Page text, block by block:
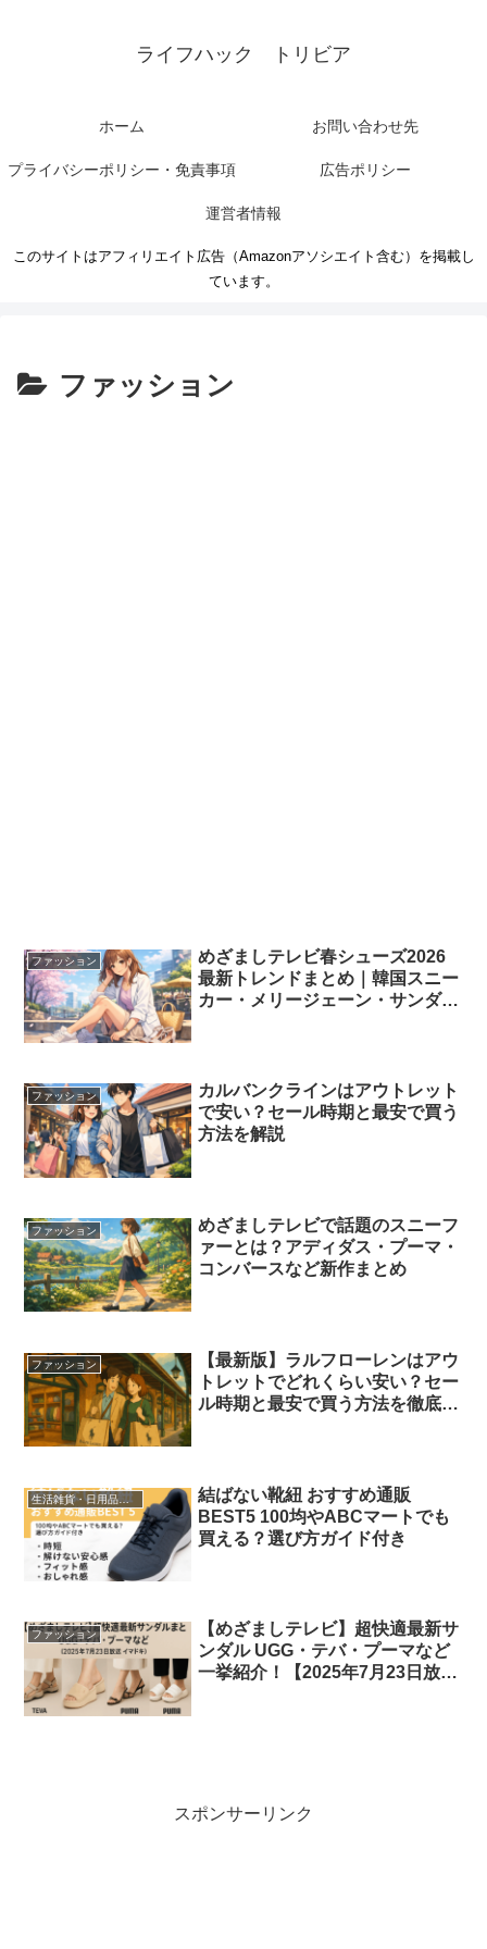
ライフハック トリビア
ホーム お問い合わせ先
プライバシーポリシー・免責事項 広告ポリシー
運営者情報
このサイトはアフィリエイト広告（Amazonアソシエイト含む）を掲載し
ています。
ファッション
ファッション
めざましテレビ春シューズ2026
最新トレンドまとめ｜韓国スニー
カー・メリージェーン・サンダル
ファッション
カルバンクラインはアウトレット
で安い？セール時期と最安で買う
方法を解説
ファッション
めざましテレビで話題のスニーフ
ァーとは？アディダス・プーマ・
コンバースなど新作まとめ
ファッション
【最新版】ラルフローレンはアウ
トレットでどれくらい安い？セー
ル時期と最安で買う方法を徹底解
生活雑貨・日用品・家具
結ばない靴紐 おすすめ通販
BEST5 100均やABCマートでも
買える？選び方ガイド付き
ファッション
【めざましテレビ】超快適最新サ
ンダル UGG・テバ・プーマなど
一挙紹介！【2025年7月23日放送
スポンサーリンク